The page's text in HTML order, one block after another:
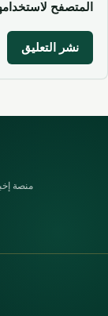
المتصفح
منصة